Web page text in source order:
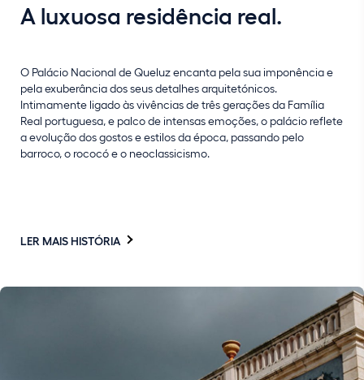
A luxuosa residência real.
O Palácio Nacional de Queluz encanta pela sua imponência e
pela exuberância dos seus detalhes arquitetónicos.
Intimamente ligado às vivências de três gerações da Família
Real portuguesa, e palco de intensas emoções, o palácio reflete
a evolução dos gostos e estilos da época, passando pelo
barroco, o rococó e o neoclassicismo.
LER MAIS HISTÓRIA